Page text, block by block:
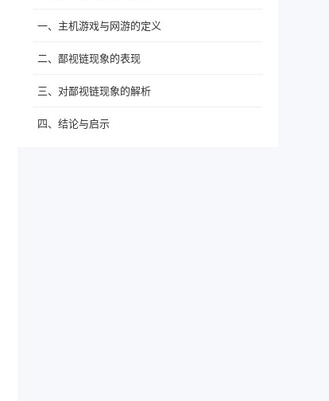
一、主机游戏与网游的定义
二、鄙视链现象的表现
三、对鄙视链现象的解析
四、结论与启示